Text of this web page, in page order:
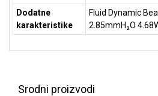
Dodatne
karakteristike
Fluid Dynamic
2.85mmH₂O
Srodni proizvodi